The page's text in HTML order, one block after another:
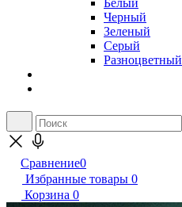
Белый
Черный
Зеленый
Серый
Разноцветный
Сравнение0
Избранные товары 0
Корзина 0